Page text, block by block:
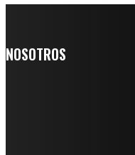
NOSOTROS